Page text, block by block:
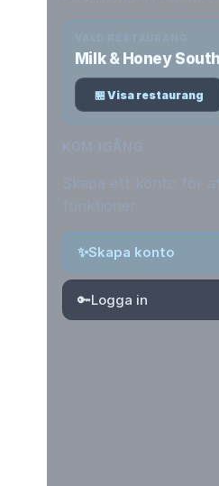
Milk & Honey
🏪 Visa restaurang
✨Skapa konto
🔑Logga in